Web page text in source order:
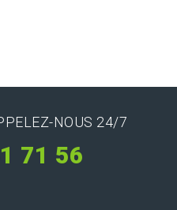
NOUS 24/7
71 56